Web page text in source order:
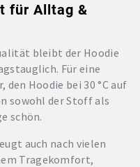
für Alltag &
bleibt der Hoodie
Für eine
Hoodie bei 30 °C auf
sowohl der Stoff als
schön.
auch nach vielen
Tragekomfort,